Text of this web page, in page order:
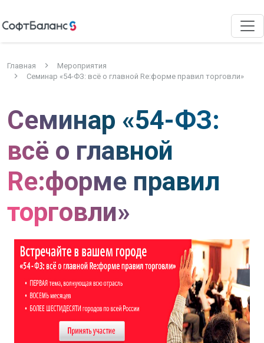
Главная
Мероприятия
Семинар «54-ФЗ: всё о главной Re:форме правил торговли»
Семинар «54-ФЗ:
всё о главной
Re:форме правил
торговли»